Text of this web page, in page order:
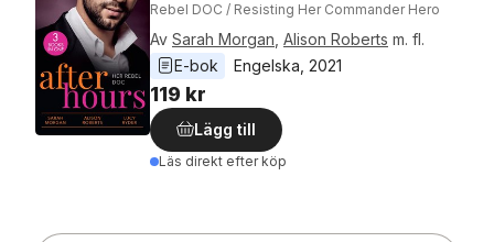
Rebel DOC / Resisting Her Commander Hero
Av Sarah Morgan Alison Roberts m. fl.
E-bok
Engelska 2021
119 kr
Lägg till
Läs direkt efter köp